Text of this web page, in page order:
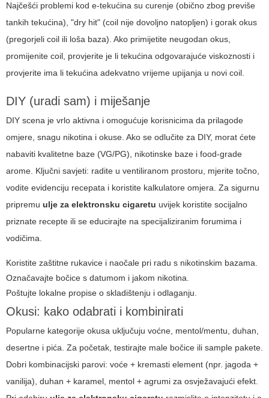
Najčešći problemi kod e-tekućina su curenje (obično zbog previše
tankih tekućina), "dry hit" (coil nije dovoljno natopljen) i gorak okus
(pregorjeli coil ili loša baza). Ako primijetite neugodan okus,
promijenite coil, provjerite je li tekućina odgovarajuće viskoznosti i
provjerite ima li tekućina adekvatno vrijeme upijanja u novi coil.
DIY (uradi sam) i miješanje
DIY scena je vrlo aktivna i omogućuje korisnicima da prilagode
omjere, snagu nikotina i okuse. Ako se odlučite za DIY, morat ćete
nabaviti kvalitetne baze (VG/PG), nikotinske baze i food-grade
arome. Ključni savjeti: radite u ventiliranom prostoru, mjerite točno,
vodite evidenciju recepata i koristite kalkulatore omjera. Za sigurnu
pripremu ulje za elektronsku cigaretu uvijek koristite socijalno
priznate recepte ili se educirajte na specijaliziranim forumima i
vodičima.
Koristite zaštitne rukavice i naočale pri radu s nikotinskim bazama.
Označavajte bočice s datumom i jakom nikotina.
Poštujte lokalne propise o skladištenju i odlaganju.
Okusi: kako odabrati i kombinirati
Popularne kategorije okusa uključuju voćne, mentol/mentu, duhan,
desertne i pića. Za početak, testirajte male bočice ili sample pakete.
Dobri kombinacijski parovi: voće + kremasti element (npr. jagoda +
vanilija), duhan + karamel, mentol + agrumi za osvježavajući efekt.